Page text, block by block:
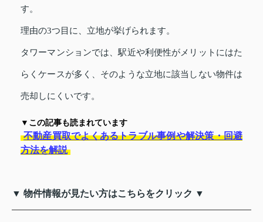
す。
理由の3つ目に、立地が挙げられます。
タワーマンションでは、駅近や利便性がメリットにはた
らくケースが多く、そのような立地に該当しない物件は
売却しにくいです。
▼この記事も読まれています
不動産買取でよくあるトラブル事例や解決策・回避
方法を解説
▼ 物件情報が見たい方はこちらをクリック ▼